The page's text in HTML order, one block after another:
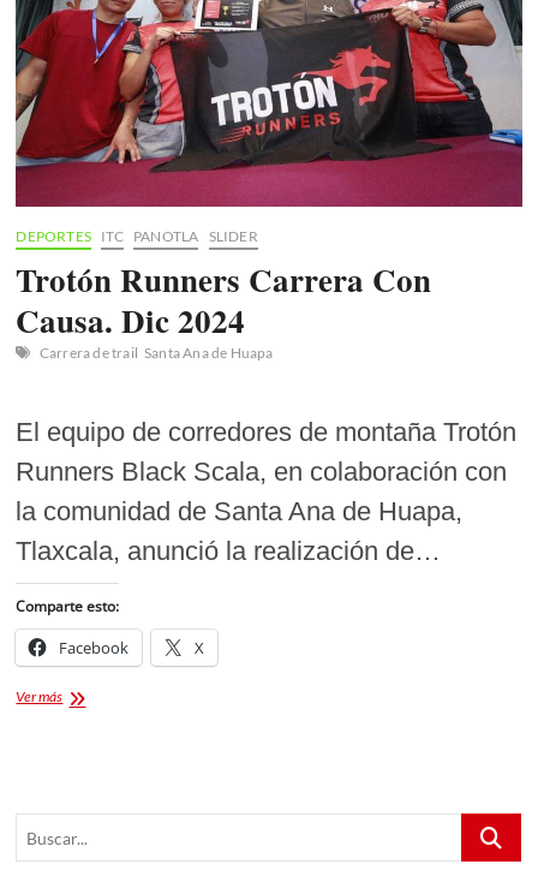
DEPORTES ITC PANOTLA SLIDER
Trotón Runners Carrera Con
Causa. Dic 2024
Carrera de trail Santa Ana de Huapa
El equipo de corredores de montaña Trotón
Runners Black Scala, en colaboración con
la comunidad de Santa Ana de Huapa,
Tlaxcala, anunció la realización de…
Comparte esto:
Facebook X
Ver másTrotón
Buscar...